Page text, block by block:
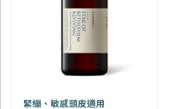
緊繃、敏感頭皮適用